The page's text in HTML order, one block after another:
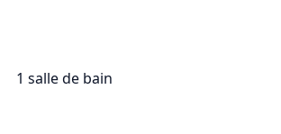
1 salle de bain